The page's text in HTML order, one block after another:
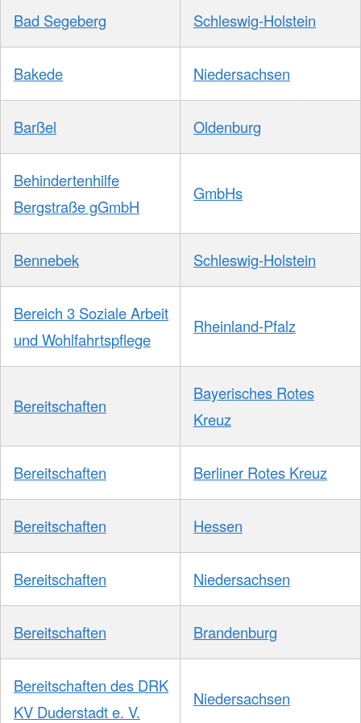
Bad Segeberg Schleswig-Holstein
Bakede Niedersachsen
Barßel Oldenburg
Behindertenhilfe
Bergstraße gGmbH
GmbHs
Bennebek Schleswig-Holstein
Bereich 3 Soziale Arbeit
und Wohlfahrtspflege
Rheinland-Pfalz
Bereitschaften
Bayerisches Rotes
Kreuz
Bereitschaften Berliner Rotes Kreuz
Bereitschaften Hessen
Bereitschaften Niedersachsen
Bereitschaften Brandenburg
Bereitschaften des DRK
KV Duderstadt e. V.
Niedersachsen